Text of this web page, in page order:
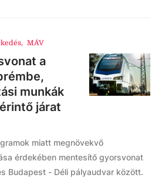
, MÁV
a
munkák
járat
miatt megnövekvő
érdekében mentesítő gyorsvonat
Budapest - Déli pályaudvar között.